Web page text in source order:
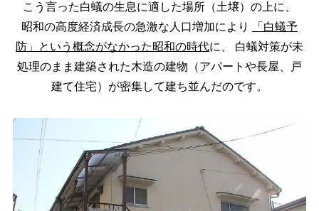
こう言った白蟻の生息に適した場所（土壌）の上に、
昭和の高度経済成長の急激な人口増加により
「白蟻予
防」という概念がなかった昭和の時代に、
白蟻対策が未
処理のまま建築された木造の建物（アパートや長屋、戸
建て住宅）が密集して建ち並んだのです。